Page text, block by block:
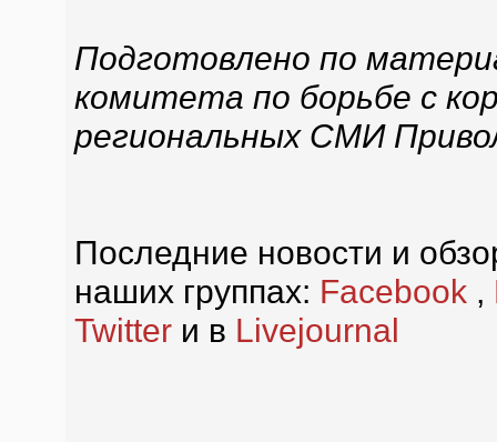
Подготовлено по
комитета по борьбе с
региональных СМИ
Последние новости и
наших группах: Facebook ,
Twitter и в Livejournal